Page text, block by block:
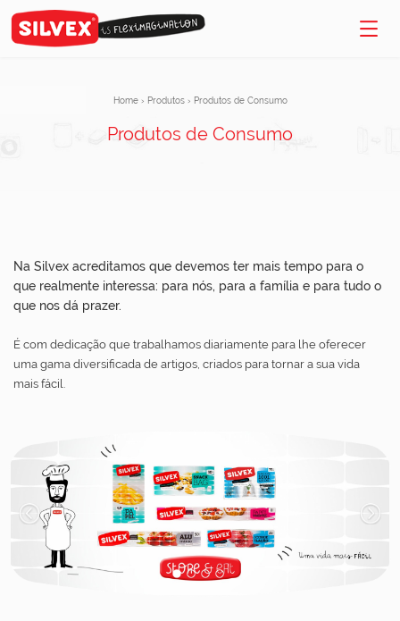
Home › Produtos › Produtos de Consumo
Produtos de Consumo
Na Silvex acreditamos que devemos ter mais tempo para o
que realmente interessa: para nós, para a família e para tudo o
que nos dá prazer.
É com dedicação que trabalhamos diariamente para lhe oferecer
uma gama diversificada de artigos, criados para tornar a sua vida
mais fácil.
1 2 3 4